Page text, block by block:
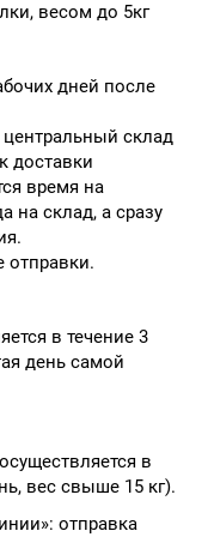
весом до 5кг
дней после
центральный склад
доставки
время на
на склад, а сразу
отправки.
в течение 3
день самой
в
вес свыше 15 кг).
отправка